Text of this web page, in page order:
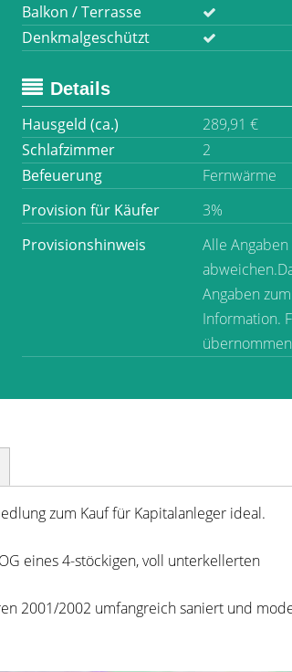
Balkon / Terrasse
Denkmalgeschützt
Details
Hausgeld (ca.)
289,91 €
Schlafzimmer
2
Befeuerung
Fernwärme
Provision für Käufer
3%
Provisionshinweis
Alle
Angaben
Information.
zum Kauf für Kapitalanleger ideal.
eines 4-stöckigen, voll unterkellerten
2001/2002 umfangreich saniert und